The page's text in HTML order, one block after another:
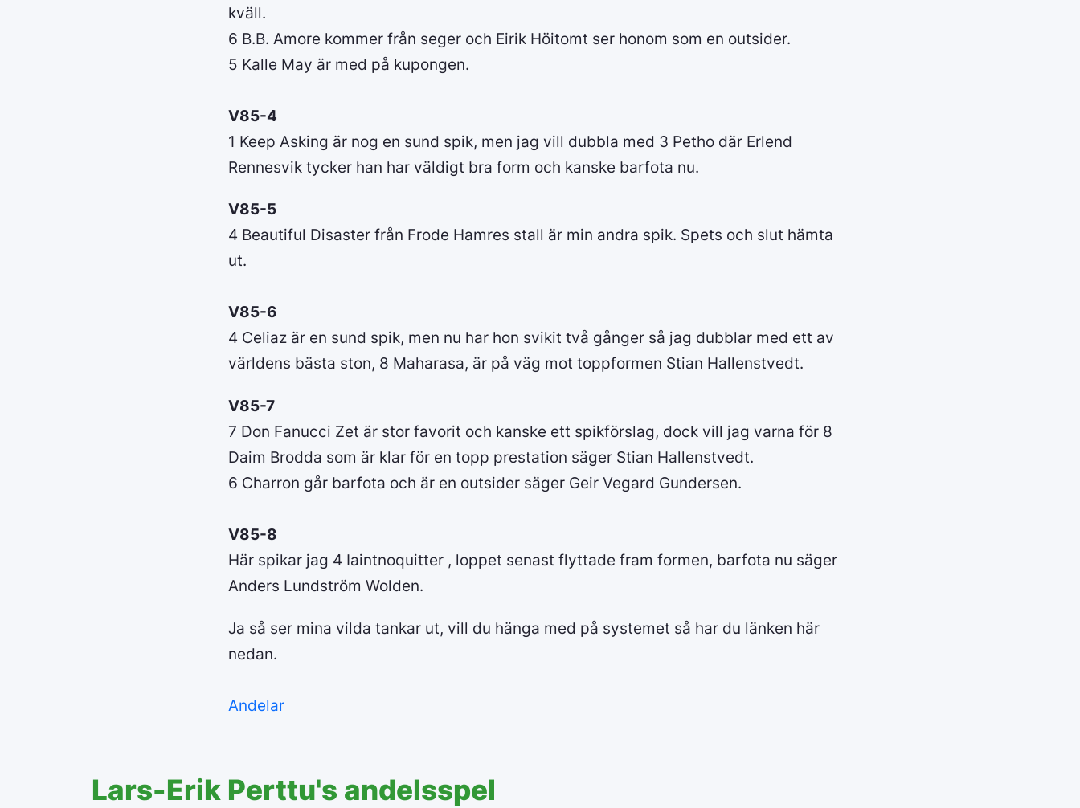
kväll.
6 B.B. Amore kommer från seger och Eirik Höitomt ser honom som en outsider.
5 Kalle May är med på kupongen.
V85-4
1 Keep Asking är nog en sund spik, men jag vill dubbla med 3 Petho där Erlend
Rennesvik tycker han har väldigt bra form och kanske barfota nu.
V85-5
4 Beautiful Disaster från Frode Hamres stall är min andra spik. Spets och slut hämta
ut.
V85-6
4 Celiaz är en sund spik, men nu har hon svikit två gånger så jag dubblar med ett av
världens bästa ston, 8 Maharasa, är på väg mot toppformen Stian Hallenstvedt.
V85-7
7 Don Fanucci Zet är stor favorit och kanske ett spikförslag, dock vill jag varna för 8
Daim Brodda som är klar för en topp prestation säger Stian Hallenstvedt.
6 Charron går barfota och är en outsider säger Geir Vegard Gundersen.
V85-8
Här spikar jag 4 Iaintnoquitter , loppet senast flyttade fram formen, barfota nu säger
Anders Lundström Wolden.
Ja så ser mina vilda tankar ut, vill du hänga med på systemet så har du länken här
nedan.
Andelar
Lars-Erik Perttu's andelsspel